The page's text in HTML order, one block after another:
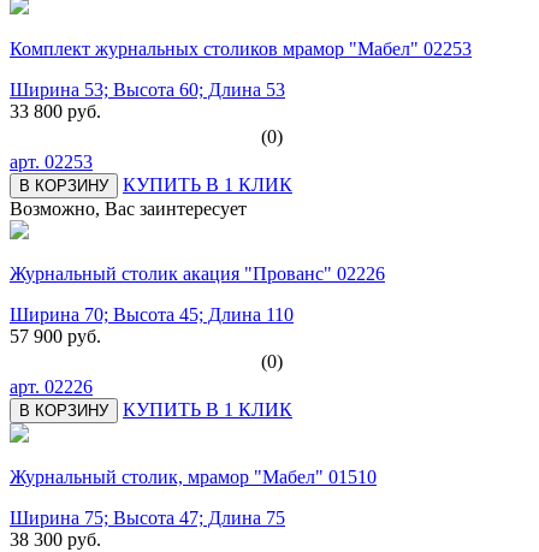
Комплект журнальных столиков мрамор "Мабел" 02253
Ширина 53; Высота 60; Длина 53
33 800 руб.
(0)
арт. 02253
В КОРЗИНУ
КУПИТЬ В 1 КЛИК
Возможно, Вас заинтересует
Журнальный столик акация "Прованс" 02226
Ширина 70; Высота 45; Длина 110
57 900 руб.
(0)
арт. 02226
В КОРЗИНУ КУПИТЬ В 1 КЛИК
Журнальный столик, мрамор "Мабел" 01510
Ширина 75; Высота 47; Длина 75
38 300 руб.